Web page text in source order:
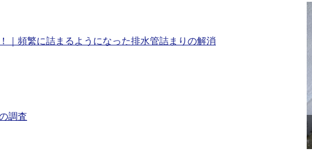
｜頻繁に詰まるようになった排水管詰まりの解消
調査